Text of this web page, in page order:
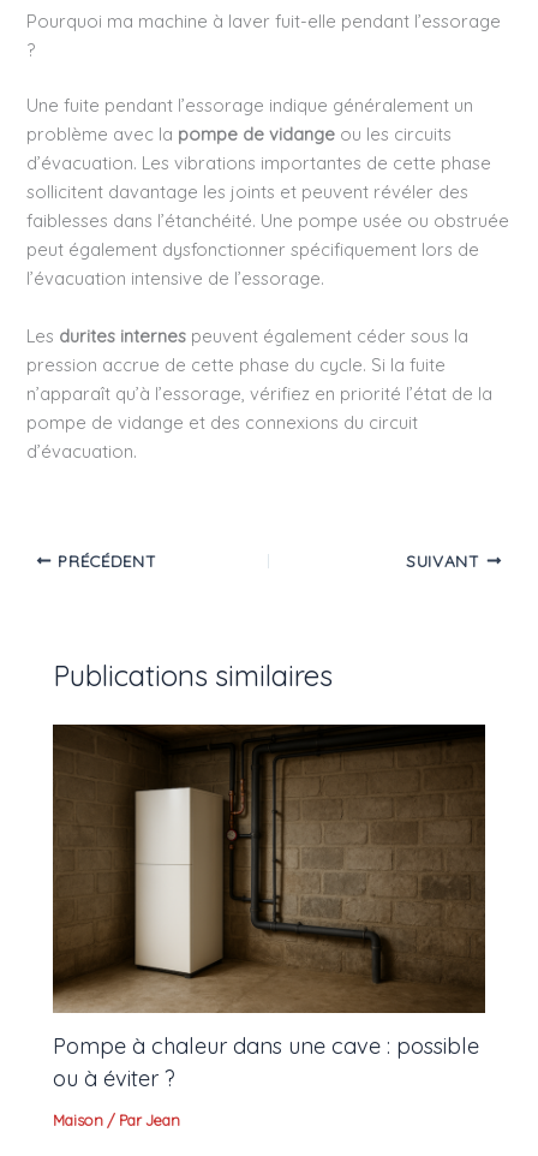
Pourquoi ma machine à laver fuit-elle pendant l’essorage
?
Une fuite pendant l’essorage indique généralement un
problème avec la pompe de vidange ou les circuits
d’évacuation. Les vibrations importantes de cette phase
sollicitent davantage les joints et peuvent révéler des
faiblesses dans l’étanchéité. Une pompe usée ou obstruée
peut également dysfonctionner spécifiquement lors de
l’évacuation intensive de l’essorage.
Les durites internes peuvent également céder sous la
pression accrue de cette phase du cycle. Si la fuite
n’apparaît qu’à l’essorage, vérifiez en priorité l’état de la
pompe de vidange et des connexions du circuit
d’évacuation.
PRÉCÉDENT SUIVANT
Publications similaires
Pompe à chaleur dans une cave : possible
ou à éviter ?
Maison / ParJean